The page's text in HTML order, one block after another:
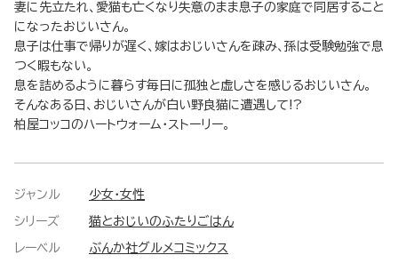
妻に先立たれ、愛猫も亡くなり失意のまま息子の家庭で同居すること
になったおじいさん。
息子は仕事で帰りが遅く、嫁はおじいさんを疎み、孫は受験勉強で息
つく暇もない。
息を詰めるように暮らす毎日に孤独と虚しさを感じるおじいさん。
そんなある日、おじいさんが白い野良猫に遭遇して!?
柏屋コッコのハートウォーム・ストーリー。
ジャンル 少女・女性
シリーズ 猫とおじいのふたりごはん
レーベル ぶんか社グルメコミックス